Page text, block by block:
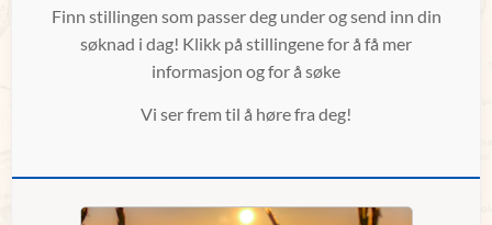
Finn stillingen som passer deg under og send inn din
søknad i dag! Klikk på stillingene for å få mer
informasjon og for å søke
Vi ser frem til å høre fra deg!